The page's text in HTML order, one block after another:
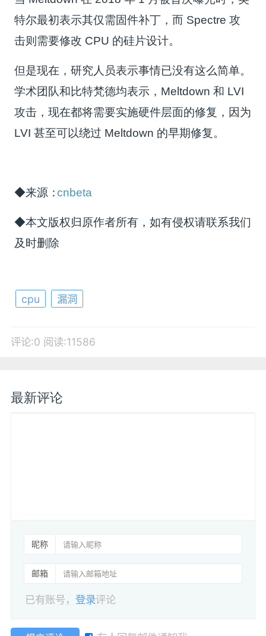
特尔最初表示其仅需固件补丁，而 Spectre 攻
击则需要修改 CPU 的硅片设计。
但是现在，研究人员表示事情已没有这么简单。
学术团队和比特梵德均表示，Meltdown 和 LVI
攻击，现在都将需要实施硬件层面的修复，因为
LVI 甚至可以绕过 Meltdown 的早期修复。
◆来源：cnbeta
◆本文版权归原作者所有，如有侵权请联系我们
及时删除
cpu 漏洞
评论:0 阅读:11586
最新评论
昵称
邮箱
已有账号，登录评论